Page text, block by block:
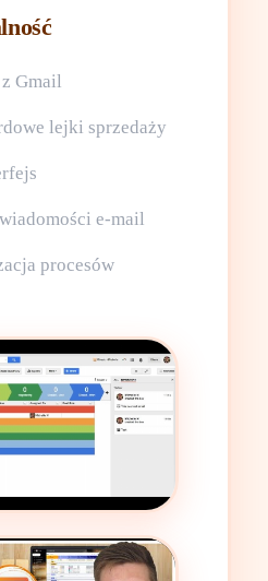
Gmail
lejki sprzedaży
e-mail
procesów